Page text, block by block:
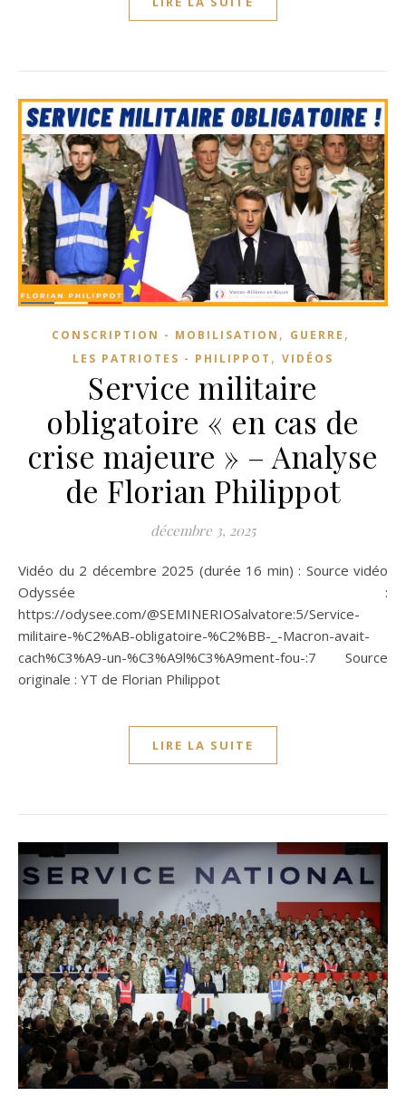
CONSCRIPTION - MOBILISATION , GUERRE ,
LES PATRIOTES - PHILIPPOT , VIDÉOS
Service militaire
obligatoire « en cas de
crise majeure » – Analyse
de Florian Philippot
décembre 3, 2025
Vidéo du 2 décembre 2025 (durée 16 min) : Source vidéo
Odyssée :
https://odysee.com/@SEMINERIOSalvatore:5/Service-
militaire-%C2%AB-obligatoire-%C2%BB-_-Macron-avait-
cach%C3%A9-un-%C3%A9l%C3%A9ment-fou-:7 Source
originale : YT de Florian Philippot
LIRE LA SUITE